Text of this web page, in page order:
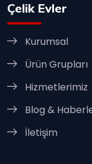
Çelik Evler
Kurumsal
Ürün Grupları
Hizmetlerimiz
Blog &
İletişim